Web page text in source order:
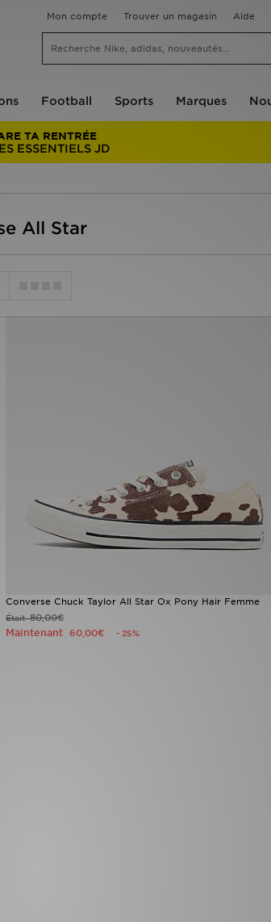
Mon compte Trouver un magasin Aide
Football Sports Marques
TA RENTRÉE
ESSENTIELS JD
All Star
Converse Chuck Taylor All Star Ox Pony Hair Femme
Était80,00€
Maintenant60,00€ - 25%